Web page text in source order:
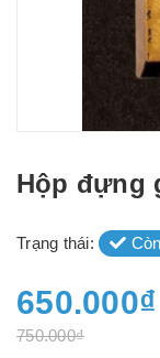
Hộp đựng
Trạng thái:
650.000₫
750.000₫